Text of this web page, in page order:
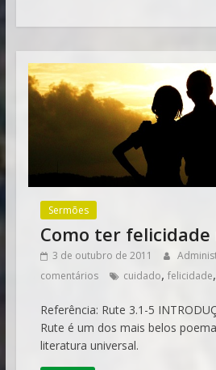
Sermões
Como ter felicidade
3 de outubro de 2011
comentários
cuidado, felicidade,
Referência: Rute 3.1-5
Rute é um dos mais belos
literatura universal.